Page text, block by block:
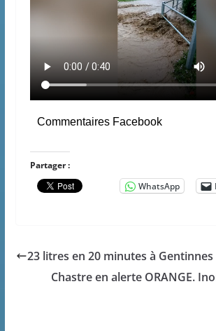
Commentaires Facebook
Partager :
WhatsApp
23 litres en 20 minutes à Gentinnes
Chastre en alerte ORANGE.